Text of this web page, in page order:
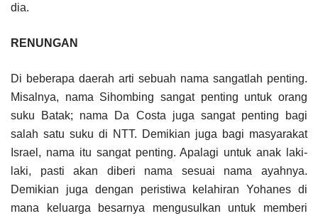
dia.
RENUNGAN
Di beberapa daerah arti sebuah nama sangatlah penting.
Misalnya, nama Sihombing sangat penting untuk orang
suku Batak; nama Da Costa juga sangat penting bagi
salah satu suku di NTT. Demikian juga bagi masyarakat
Israel, nama itu sangat penting. Apalagi untuk anak laki-
laki, pasti akan diberi nama sesuai nama ayahnya.
Demikian juga dengan peristiwa kelahiran Yohanes di
mana keluarga besarnya mengusulkan untuk memberi